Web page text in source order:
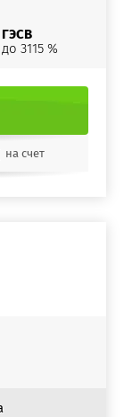
ГЭСВ
до 3115 %
на счет